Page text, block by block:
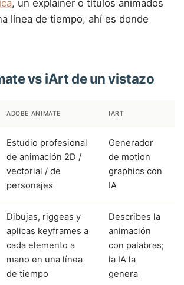
, un explainer o títulos animados
línea de tiempo, ahí es donde
vs iArt de un vistazo
ADOBE ANIMATE IART
Estudio profesional
de animación 2D /
vectorial / de
personajes
Generador
de motion
graphics con
IA
Dibujas, riggeas y
aplicas keyframes a
cada elemento a
mano en una línea
de tiempo
Describes la
animación
con palabras;
la IA la
genera